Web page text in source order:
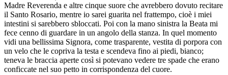
Madre Reverenda e altre cinque suore che avrebbero dovuto recitare
il Santo Rosario, mentre io sarei guarita nel frattempo, cioè i miei
intestini si sarebbero sbloccati. Poi con la mano sinistra la Beata mi
fece cenno di guardare in un angolo della stanza. In quel momento
vidi una bellissima Signora, come trasparente, vestita di porpora con
un velo che le copriva la testa e scendeva fino ai piedi, bianco;
teneva le braccia aperte così si potevano vedere tre spade che erano
conficcate nel suo petto in corrispondenza del cuore.